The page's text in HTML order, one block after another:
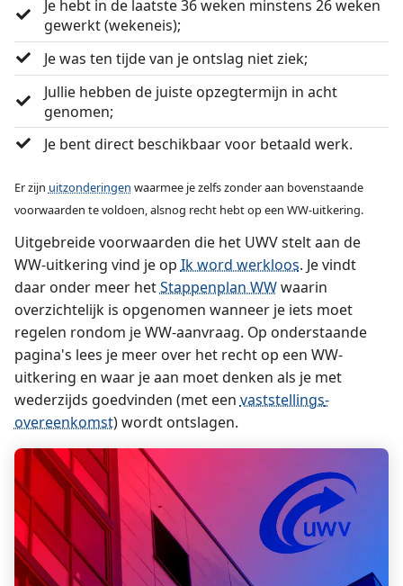
Je hebt in de laatste 36 weken minstens 26 weken
gewerkt (wekeneis);
Je was ten tijde van je ontslag niet ziek;
Jullie hebben de juiste opzegtermijn in acht
genomen;
Je bent direct beschikbaar voor betaald werk.
Er zijn uitzonderingen waarmee je zelfs zonder aan bovenstaande
voorwaarden te voldoen, alsnog recht hebt op een WW-uitkering.
Uitgebreide voorwaarden die het UWV stelt aan de
WW-uitkering vind je op Ik word werkloos. Je vindt
daar onder meer hetStappenplan WWwaarin
overzichtelijk is opgenomen wanneer je iets moet
regelen rondom je WW-aanvraag. Op onderstaande
pagina's lees je meer over het recht op een WW-
uitkering en waar je aan moet denken als je met
wederzijds goedvinden (met een vaststellings­
overeenkomst) wordt ontslagen.